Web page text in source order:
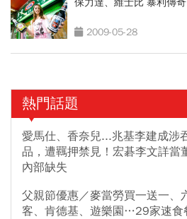
2009-05-28
熱門話題
愛馬仕、香奈兒...兆基李建成涉
品，遭羈押禁見！宏碁李文詳當
內部缺失
父親節優惠／麥當勞買一送一、
客、肯德基、遊樂園…29家速食